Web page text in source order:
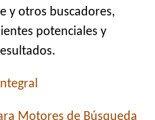
y otros buscadores,
potenciales y
Motores de Búsqueda